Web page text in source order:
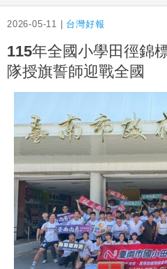
2026-05-11 | 台灣好報
115年全國小學田徑錦
隊授旗誓師迎戰全國